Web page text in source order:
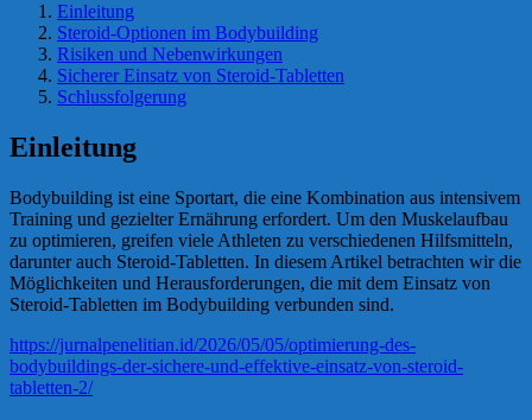
Einleitung
Steroid-Optionen im Bodybuilding
Risiken und Nebenwirkungen
Sicherer Einsatz von Steroid-Tabletten
Schlussfolgerung
Einleitung
Bodybuilding ist eine Sportart, die eine Kombination aus intensivem
Training und gezielter Ernährung erfordert. Um den Muskelaufbau
zu optimieren, greifen viele Athleten zu verschiedenen Hilfsmitteln,
darunter auch Steroid-Tabletten. In diesem Artikel betrachten wir die
Möglichkeiten und Herausforderungen, die mit dem Einsatz von
Steroid-Tabletten im Bodybuilding verbunden sind.
https://jurnalpenelitian.id/2026/05/05/optimierung-des-
bodybuildings-der-sichere-und-effektive-einsatz-von-steroid-
tabletten-2/